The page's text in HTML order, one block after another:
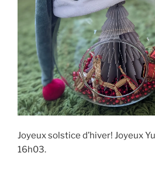
Joyeux solstice d’hiver! Joyeux
16h03.